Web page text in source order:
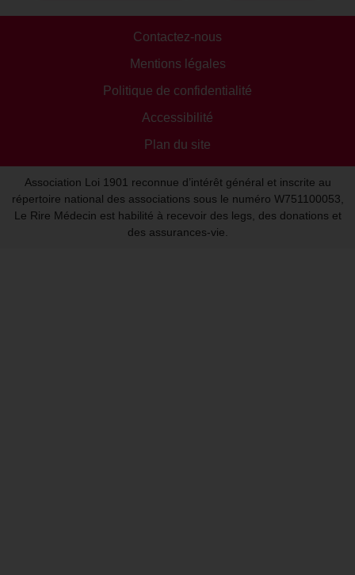
Contactez-nous
Mentions légales
Politique de confidentialité
Accessibilité
Plan du site
Association Loi 1901 reconnue d’intérêt général et inscrite au
répertoire national des associations sous le numéro W751100053,
Le Rire Médecin est habilité à recevoir des legs, des donations et
des assurances-vie.